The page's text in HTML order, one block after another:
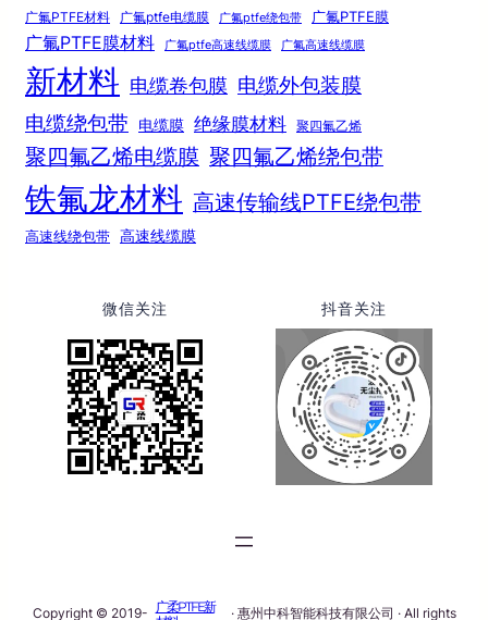
广氟PTFE材料 广氟ptfe电缆膜 广氟ptfe绕包带 广氟PTFE膜
广氟PTFE膜材料 广氟ptfe高速线缆膜 广氟高速线缆膜
新材料 电缆卷包膜 电缆外包装膜
电缆绕包带 电缆膜 绝缘膜材料 聚四氟乙烯
聚四氟乙烯电缆膜 聚四氟乙烯绕包带
铁氟龙材料 高速传输线PTFE绕包带
高速线绕包带 高速线缆膜
微信关注 抖音关注
Copyright © 2019- 广柔PTFE新
· 惠州中科智能科技有限公司 · All rights